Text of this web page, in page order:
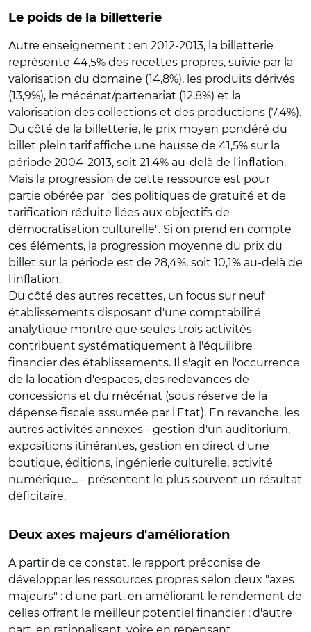
Le poids de la billetterie
Autre enseignement : en 2012-2013, la billetterie
représente 44,5% des recettes propres, suivie par la
valorisation du domaine (14,8%), les produits dérivés
(13,9%), le mécénat/partenariat (12,8%) et la
valorisation des collections et des productions (7,4%).
Du côté de la billetterie, le prix moyen pondéré du
billet plein tarif affiche une hausse de 41,5% sur la
période 2004-2013, soit 21,4% au-delà de l'inflation.
Mais la progression de cette ressource est pour
partie obérée par "des politiques de gratuité et de
tarification réduite liées aux objectifs de
démocratisation culturelle". Si on prend en compte
ces éléments, la progression moyenne du prix du
billet sur la période est de 28,4%, soit 10,1% au-delà de
l'inflation.
Du côté des autres recettes, un focus sur neuf
établissements disposant d'une comptabilité
analytique montre que seules trois activités
contribuent systématiquement à l'équilibre
financier des établissements. Il s'agit en l'occurrence
de la location d'espaces, des redevances de
concessions et du mécénat (sous réserve de la
dépense fiscale assumée par l'Etat). En revanche, les
autres activités annexes - gestion d'un auditorium,
expositions itinérantes, gestion en direct d'une
boutique, éditions, ingénierie culturelle, activité
numérique... - présentent le plus souvent un résultat
déficitaire.
Deux axes majeurs d'amélioration
A partir de ce constat, le rapport préconise de
développer les ressources propres selon deux "axes
majeurs" : d'une part, en améliorant le rendement de
celles offrant le meilleur potentiel financier ; d'autre